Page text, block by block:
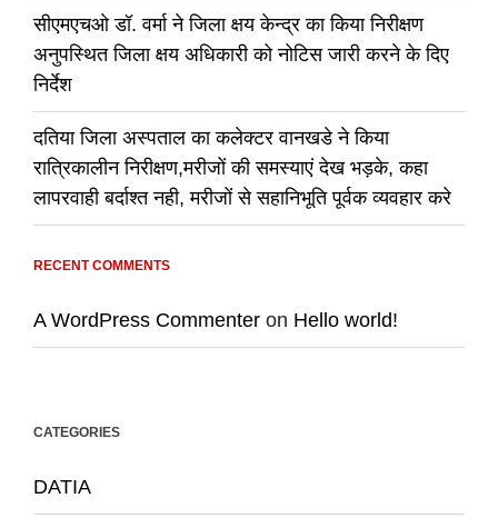
सीएमएचओ डॉ. वर्मा ने जिला क्षय केन्द्र का किया निरीक्षण
अनुपस्थित जिला क्षय अधिकारी को नोटिस जारी करने के दिए
निर्देश
दतिया जिला अस्पताल का कलेक्टर वानखडे ने किया
रात्रिकालीन निरीक्षण,मरीजों की समस्याएं देख भड़के, कहा
लापरवाही बर्दाश्त नही, मरीजों से सहानिभूति पूर्वक व्यवहार करे
RECENT COMMENTS
A WordPress Commenter on Hello world!
CATEGORIES
DATIA